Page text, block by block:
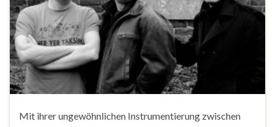
Mit ihrer ungewöhnlichen Instrumentierung zwischen